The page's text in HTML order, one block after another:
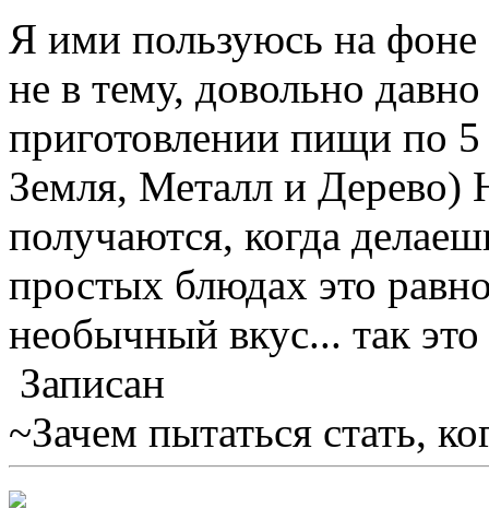
Я ими пользуюсь на
не в тему, довольно
приготовлении пищи по
Земля, Металл и Дерево)
получаются, когда
простых блюдах это
необычный вкус... так
Записан
~Зачем пытаться стать,